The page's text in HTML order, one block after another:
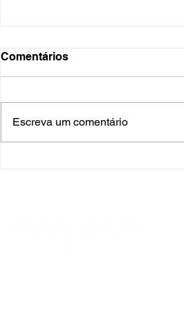
Comentários
Escreva um comentário